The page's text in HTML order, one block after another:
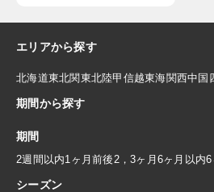
エリアから探す
北海道東北関東北陸甲信越東海関西中国
期間から探す
期間
2週間以内1ヶ月前後 2，3ヶ月 6ヶ月以内6
シーズン